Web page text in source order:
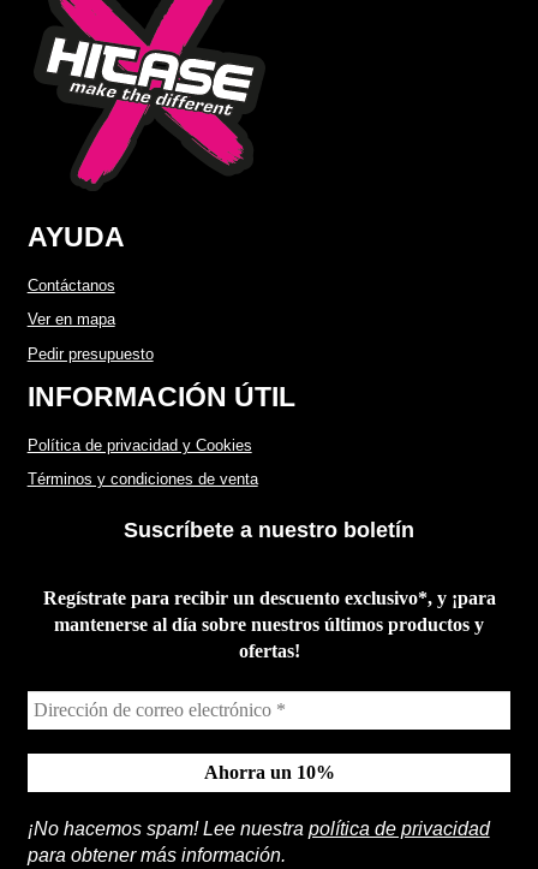
AYUDA
Contáctanos
Ver en mapa
Pedir presupuesto
INFORMACIÓN ÚTIL
Política de privacidad y Cookies
Términos y condiciones de venta
Suscríbete a nuestro boletín
Regístrate para recibir un descuento exclusivo*, y ¡para
mantenerse al día sobre nuestros últimos productos y
ofertas!
¡No hacemos spam! Lee nuestra política de privacidad
para obtener más información.